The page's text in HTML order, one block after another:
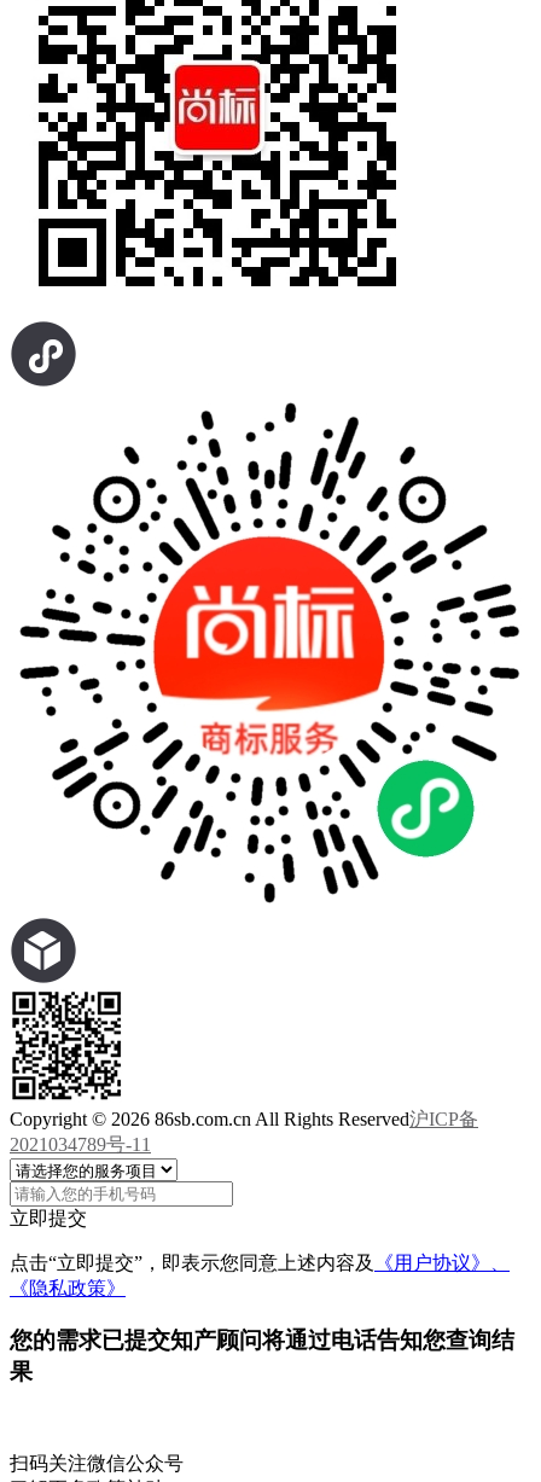
Copyright © 2026 86sb.com.cn All Rights Reserved沪ICP备
2021034789号-11
立即提交
点击“立即提交”，即表示您同意上述内容及
《用户协议》、
《隐私政策》
您的需求已提交知产顾问将通过电话告知您查询结
果
扫码关注微信公众号